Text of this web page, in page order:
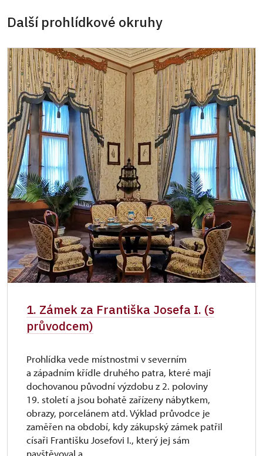
Další prohlídkové okruhy
1. Zámek za Františka Josefa I. (s
průvodcem)
Prohlídka vede místnostmi v severním
a západním křídle druhého patra, které mají
dochovanou původní výzdobu z 2. poloviny
19. století a jsou bohatě zařízeny nábytkem,
obrazy, porcelánem atd. Výklad průvodce je
zaměřen na období, kdy zákupský zámek patřil
císaři Františku Josefovi I., který jej sám